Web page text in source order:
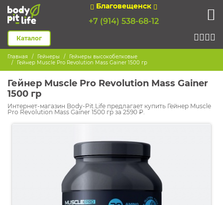
Благовещенск
+7 (914) 538-68-12
Каталог
Главная Гейнеры
Гейнеры высокобелковые
Гейнер Muscle Pro Revolution Mass Gainer 1500 гр
Гейнер Muscle Pro Revolution Mass Gainer
1500 гр
Интернет-магазин Body-Pit.Life предлагает купить Гейнер Muscle
Pro Revolution Mass Gainer 1500 гр за 2590 ₽.